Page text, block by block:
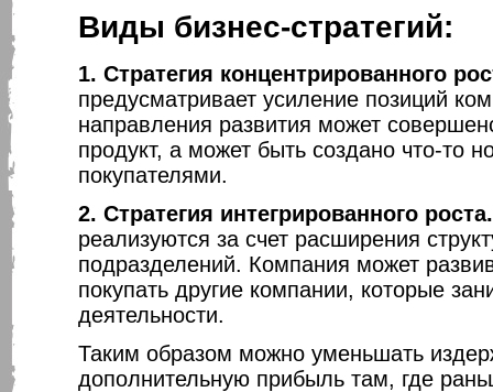
Виды бизнес-стратегий:
1. Стратегия концентрированного
предусматривает усиление позиций
направления развития может
продукт, а может быть создано что-то
покупателями.
2. Стратегия интегрированного роста.
реализуются за счет расширения
подразделений. Компания может
покупать другие компании, которые
деятельности.
Таким образом можно уменьшать
дополнительную прибыль там, где